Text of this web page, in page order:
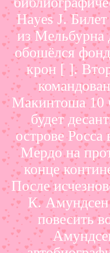
Hayes J.
из Мельбурна
обошёлся
крон [ ].
Макинтоша 10
будет
острове
Мердо на
конце
После
К.
повесить